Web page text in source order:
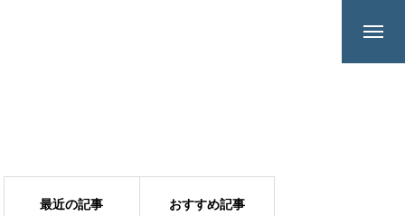
最近の記事 おすすめ記事